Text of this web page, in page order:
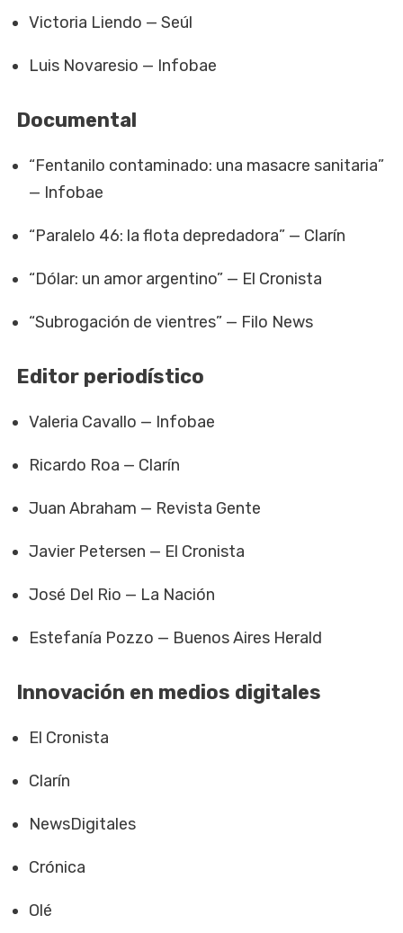
Victoria Liendo — Seúl
Luis Novaresio — Infobae
Documental
“Fentanilo contaminado: una masacre sanitaria”
— Infobae
“Paralelo 46: la flota depredadora” — Clarín
“Dólar: un amor argentino” — El Cronista
“Subrogación de vientres” — Filo News
Editor periodístico
Valeria Cavallo — Infobae
Ricardo Roa — Clarín
Juan Abraham — Revista Gente
Javier Petersen — El Cronista
José Del Rio — La Nación
Estefanía Pozzo — Buenos Aires Herald
Innovación en medios digitales
El Cronista
Clarín
NewsDigitales
Crónica
Olé